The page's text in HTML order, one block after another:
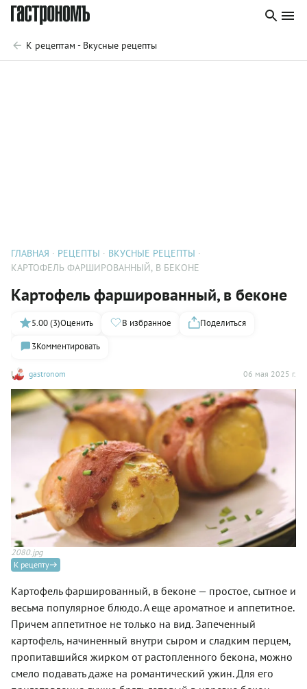
К рецептам - Вкусные рецепты
ГЛАВНАЯ РЕЦЕПТЫ
ВКУСНЫЕ РЕЦЕПТЫ
КАРТОФЕЛЬ ФАРШИРОВАННЫЙ, В БЕКОНЕ
Картофель фаршированный, в беконе
gastronom 06 мая 2025 г.
5.00 (3)Оценить В избранное
Поделиться
3Комментировать
2080.jpg
К рецепту
Картофель фаршированный, в беконе — простое, сытное и
весьма популярное блюдо. А еще ароматное и аппетитное.
Причем аппетитное не только на вид. Запеченный
картофель, начиненный внутри сыром и сладким перцем,
пропитавшийся жирком от растопленного бекона, можно
смело подавать даже на романтический ужин. Для его